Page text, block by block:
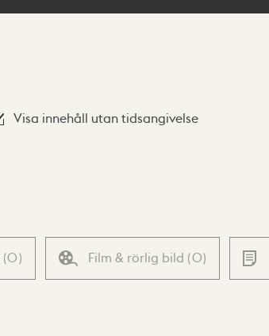
Visa innehåll utan tidsangivelse
(0) Film & rörlig bild (0)